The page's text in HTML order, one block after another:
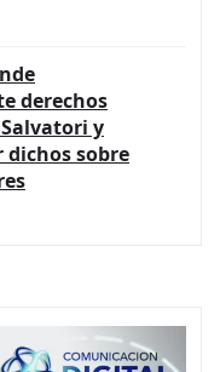
derechos
y
dichos sobre